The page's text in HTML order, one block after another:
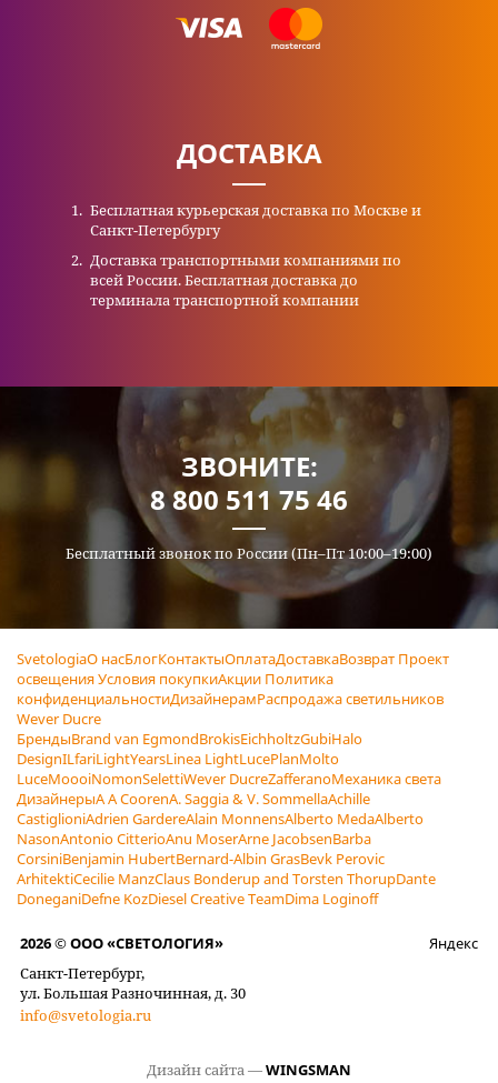
ДОСТАВКА
Бесплатная курьерская доставка по Москве и
Санкт-Петербургу
Доставка транспортными компаниями по
всей России. Бесплатная доставка до
терминала транспортной компании
ЗВОНИТЕ:
8 800 511 75 46
Бесплатный звонок по России (Пн–Пт 10:00–19:00)
SvetologiaО насБлогКонтактыОплатаДоставкаВозврат Проект
освещенияУсловия покупкиАкции Политика
конфиденциальностиДизайнерамРаспродажа светильников
Wever Ducre
БрендыBrand van EgmondBrokisEichholtzGubiHalo
DesignILfariLightYearsLinea LightLucePlanMolto
LuceMoooiNomonSelettiWever DucreZafferanoМеханика света
ДизайнерыA A CoorenA. Saggia & V. SommellaAchille
CastiglioniAdrien GardereAlain MonnensAlberto MedaAlberto
NasonAntonio CitterioAnu MoserArne JacobsenBarba
CorsiniBenjamin HubertBernard-Albin GrasBevk Perovic
ArhitektiCecilie ManzClaus Bonderup and Torsten ThorupDante
DoneganiDefne KozDiesel Creative TeamDima Loginoff
2026 © ООО «СВЕТОЛОГИЯ»
Санкт-Петербург,
ул. Большая Разночинная, д. 30
info@svetologia.ru
Яндекс
Дизайн сайта —WINGSMAN